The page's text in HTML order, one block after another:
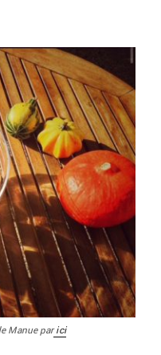
Manue parici